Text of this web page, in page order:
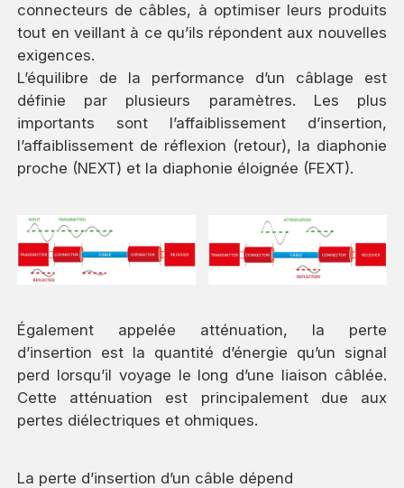
connecteurs de câbles, à optimiser leurs produits
tout en veillant à ce qu’ils répondent aux nouvelles
exigences.
L’équilibre de la performance d’un câblage est
définie par plusieurs paramètres. Les plus
importants sont l’affaiblissement d’insertion,
l’affaiblissement de réflexion (retour), la diaphonie
proche (NEXT) et la diaphonie éloignée (FEXT).
Également appelée atténuation, la perte
d’insertion est la quantité d’énergie qu’un signal
perd lorsqu’il voyage le long d’une liaison câblée.
Cette atténuation est principalement due aux
pertes diélectriques et ohmiques.
La perte d’insertion d’un câble dépend